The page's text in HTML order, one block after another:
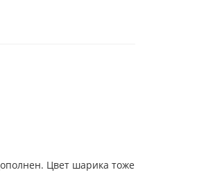
Цвет шарика тоже